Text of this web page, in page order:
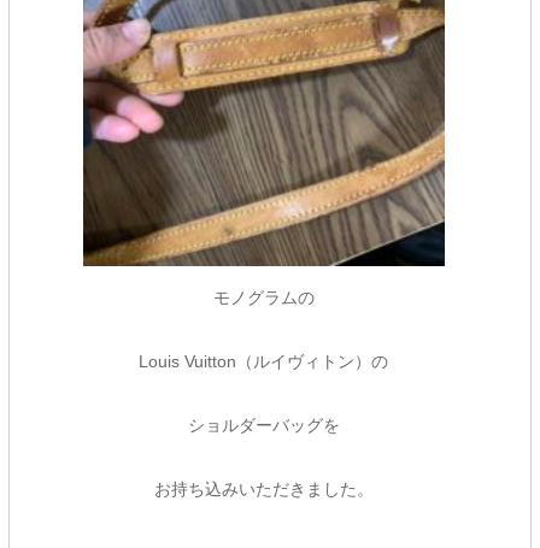
モノグラムの
Louis Vuitton（ルイヴィトン）の
ショルダーバッグを
お持ち込みいただきました。